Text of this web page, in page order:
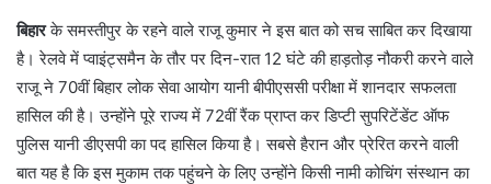
बिहारके समस्तीपुर के रहने वाले राजू कुमार ने इस बात को सच साबित कर दिखाया
है। रेलवे में प्वाइंट्समैन के तौर पर दिन-रात 12 घंटे की हाड़तोड़ नौकरी करने वाले
राजू ने 70वीं बिहार लोक सेवा आयोग यानी बीपीएससी परीक्षा में शानदार सफलता
हासिल की है। उन्होंने पूरे राज्य में 72वीं रैंक प्राप्त कर डिप्टी सुपरिटेंडेंट ऑफ
पुलिस यानी डीएसपी का पद हासिल किया है। सबसे हैरान और प्रेरित करने वाली
बात यह है कि इस मुकाम तक पहुंचने के लिए उन्होंने किसी नामी कोचिंग संस्थान का